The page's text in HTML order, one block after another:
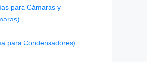
para Cámaras y
para Condensadores)